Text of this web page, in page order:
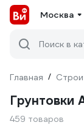
Москва
Поиск в
Главная /
Грунтовки
459 товаров